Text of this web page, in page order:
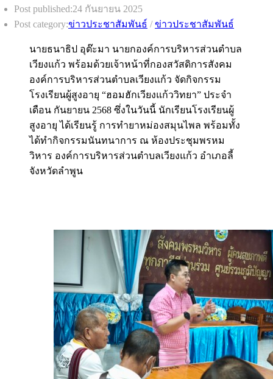
Post published:24 กันยายน 2025
Post category:ข่าวประชาสัมพันธ์ / ข่าวประชาสัมพันธ์
นายธนาธิป อุต๊ะมา นายกองค์การบริหารส่วนตำบล
เวียงแก้ว พร้อมด้วยเจ้าหน้าที่กองสวัสดิการสังคม
องค์การบริหารส่วนตำบลเวียงแก้ว จัดกิจกรรม
โรงเรียนผู้สูงอายุ “ฮอมฮักเวียงแก้ววิทยา” ประจำ
เดือน กันยายน 2568 ซึ่งในวันนี้ นักเรียนโรงเรียนผู้
สูงอายุ ได้เรียนรู้ การทำยาหม่องสมุนไพล พร้อมทั้ง
ได้ทำกิจกรรมนันทนาการ ณ ห้องประชุมพรหม
วิหาร องค์การบริหารส่วนตำบลเวียงแก้ว อำเภอลี้
จังหวัดลำพูน